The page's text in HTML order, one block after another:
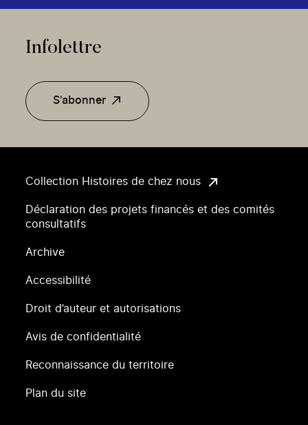
Collection Histoires de chez nous
Déclaration des projets financés et des comités
consultatifs
Archive
Accessibilité
Droit d’auteur et autorisations
Avis de confidentialité
Reconnaissance du territoire
Plan du site
Infolettre
S'abonner